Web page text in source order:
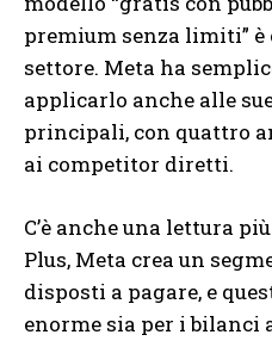
premium senza limiti”
settore. Meta ha
applicarlo anche alle
principali, con quattro
ai competitor diretti.
C’è anche una lettura
Plus, Meta crea un
disposti a pagare, e
enorme sia per i bilanci